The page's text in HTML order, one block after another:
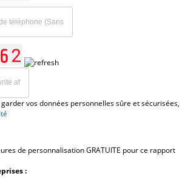
vos données personnelles sûre et sécurisées,
de personnalisation GRATUITE pour ce rapport
: